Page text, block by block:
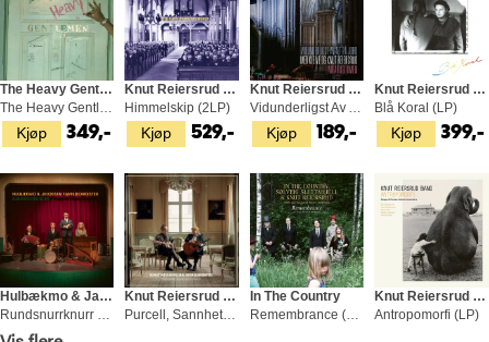
Kjøp
The Heavy Gentlemen
The Heavy Gentlemen (LP)
349,- Kjøp
Knut Reiersrud & Iver Kleive
Himmelskip (2LP)
529,- Kjøp
Knut Reiersrud & Iver Kleive
Vidunderligst Av Alt På Jord (CD)
189,- Kjøp
Knut Reiersrud & Iver Kleive
Blå Koral (LP)
399,-
Hulbækmo & Jacobsen Familieorkester
Knut Reiersrud & Geir Sundstøl
In The Country
Remembrance (CD)
Knut Reiersrud Band
Antropomorfi (LP)